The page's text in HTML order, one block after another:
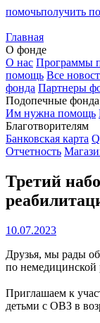
помочьполучить
Главная
О фонде
О нас Программы
помощь Все
фонда Партнеры
Подопечные фонда
Им нужна помощь
Благотворителям
Банковская карта
Отчетность
Третий
10.07.2023
Друзья, мы рады
по немедицинской
Приглашаем к
детьми с ОВЗ в